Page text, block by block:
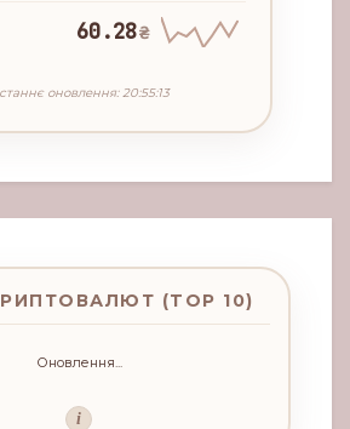
60.28₴
оновлення: 20:55:13
(TOP 10)
Оновлення...
i